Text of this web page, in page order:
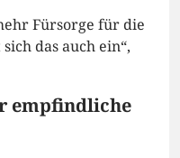
Fürsorge für die
das auch ein“,
empfindliche